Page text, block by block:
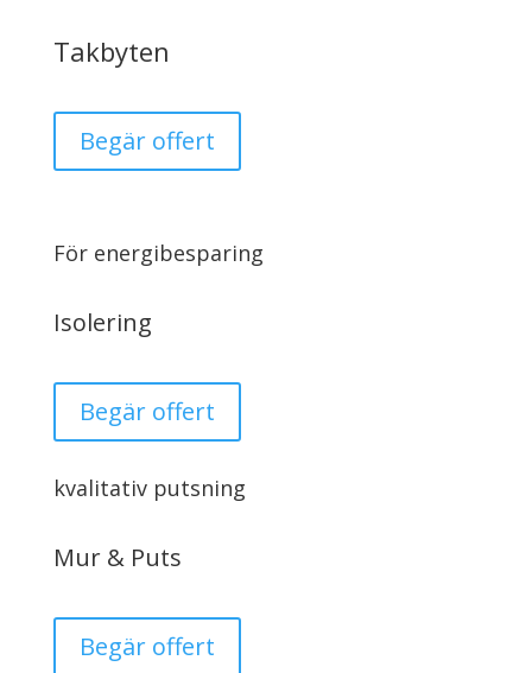
Takbyten
Begär offert
För energibesparing
Isolering
Begär offert
kvalitativ putsning
Mur & Puts
Begär offert